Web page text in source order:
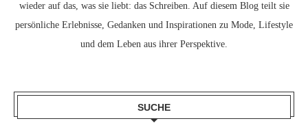
wieder auf das, was sie liebt: das Schreiben. Auf diesem Blog teilt sie
persönliche Erlebnisse, Gedanken und Inspirationen zu Mode, Lifestyle
und dem Leben aus ihrer Perspektive.
SUCHE